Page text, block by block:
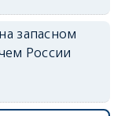
запасном
России